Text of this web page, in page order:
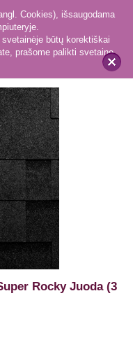
x
Cookies), išsaugodama
būtų korektiškai
prašome palikti svetainę.
17
Rocky Juoda (3